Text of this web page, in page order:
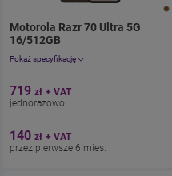
Motorola Razr 70 Ultra 5G
16/512GB
Pokaż specyfikację
Ekran 6.98" (wewnętrzny), "
Pamięć 512 GB
719 zł + VAT
jednorazowo
140 zł + VAT
przez pierwsze 6 mies.